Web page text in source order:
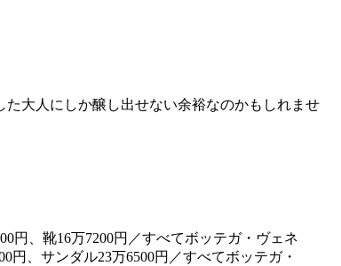
大人にしか醸し出せない余裕なのかもしれませ